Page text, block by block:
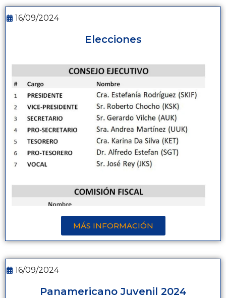
16/09/2024
Elecciones
MÁS INFORMACIÓN
16/09/2024
Panamericano Juvenil 2024